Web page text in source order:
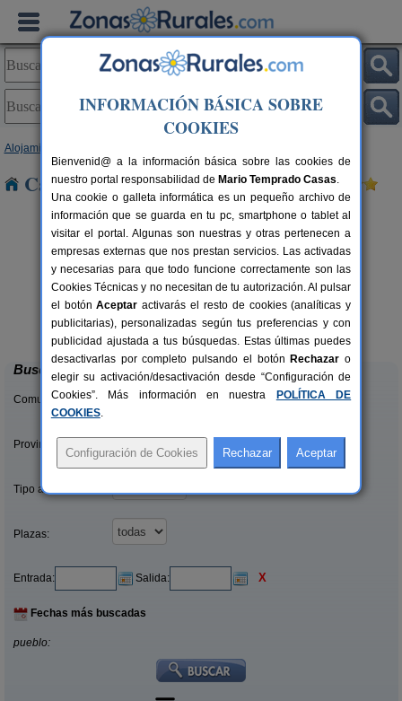
Alojamientos
Casas Rurales cerca de Ajanedo
33+1 pers.
desde24 €
Casa Rural Campoo
Naveda (Cantabria)
Buscar
Comunidades:
Provincias/Islas:
Tipo alquiler:
Plazas:
Entrada: Salida: X
Fechas más buscadas
pueblo:
INFORMACIÓN BÁSICA SOBRE
COOKIES
Bienvenid@ a la información básica sobre las cookies de
nuestro portal responsabilidad de Mario Temprado Casas.
Una cookie o galleta informática es un pequeño archivo de
información que se guarda en tu pc, smartphone o tablet al
visitar el portal. Algunas son nuestras y otras pertenecen a
empresas externas que nos prestan servicios. Las activadas
y necesarias para que todo funcione correctamente son las
Cookies Técnicas y no necesitan de tu autorización. Al pulsar
el botónAceptar activarás el resto de cookies (analíticas y
publicitarias), personalizadas según tus preferencias y con
publicidad ajustada a tus búsquedas. Estas últimas puedes
desactivarlas por completo pulsando el botón Rechazar o
elegir su activación/desactivación desde “Configuración de
Cookies”. Más información en nuestra
POLÍTICA DE
COOKIES.